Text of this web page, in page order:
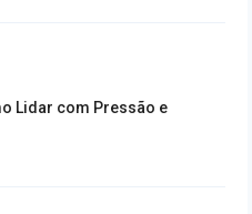
Lidar com Pressão e